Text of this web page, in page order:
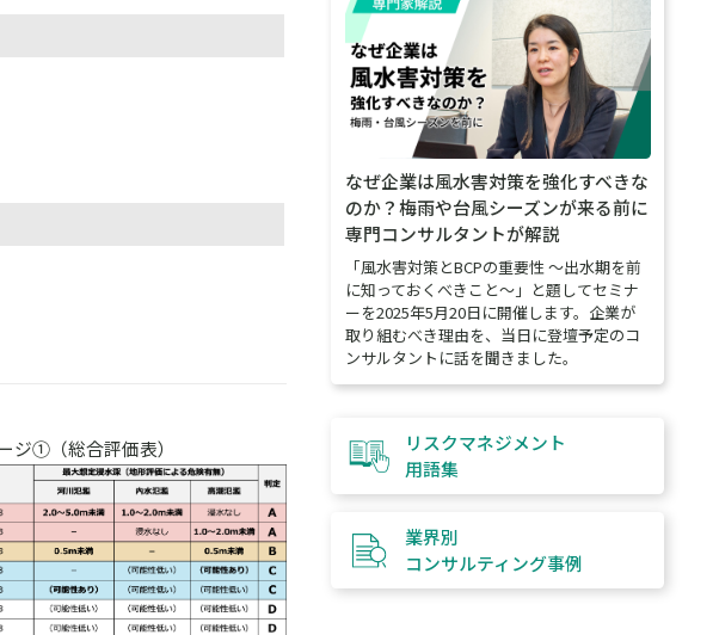
ジ①（総合評価表）
なぜ企業は風水害対策を強化すべきな
のか？梅雨や台風シーズンが来る前に
専門コンサルタントが解説
「風水害対策とBCPの重要性 ～出水期を前
に知っておくべきこと～」と題してセミナ
ーを2025年5月20日に開催します。企業が
取り組むべき理由を、当日に登壇予定のコ
ンサルタントに話を聞きました。
リスクマネジメント
用語集
業界別
コンサルティング事例